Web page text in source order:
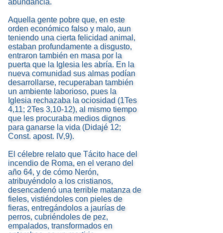
abundancia.
Aquella gente pobre que, en este
orden económico falso y malo, aun
teniendo una cierta felicidad animal,
estaban profundamente a disgusto,
entraron también en masa por la
puerta que la Iglesia les abría. En la
nueva comunidad sus almas podían
desarrollarse, recuperaban también
un ambiente laborioso, pues la
Iglesia rechazaba la ociosidad (1Tes
4,11; 2Tes 3,10-12), al mismo tiempo
que les procuraba medios dignos
para ganarse la vida (Didajé 12;
Const. apost. IV,9).
El célebre relato que Tácito hace del
incendio de Roma, en el verano del
año 64, y de cómo Nerón,
atribuyéndolo a los cristianos,
desencadenó una terrible matanza de
fieles, vistiéndoles con pieles de
fieras, entregándolos a jaurías de
perros, cubriéndoles de pez,
empalados, transformados en